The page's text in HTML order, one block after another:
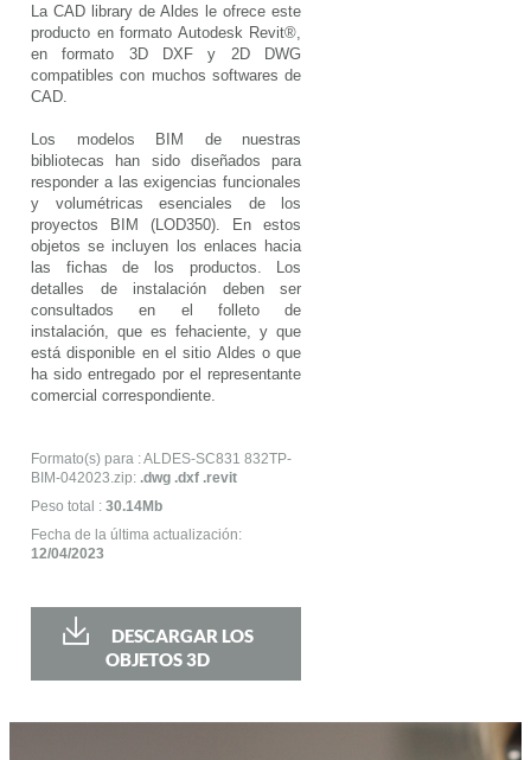
La CAD library de Aldes le ofrece este
producto en formato Autodesk Revit®,
en formato 3D DXF y 2D DWG
compatibles con muchos softwares de
CAD.
Los modelos BIM de nuestras
bibliotecas han sido diseñados para
responder a las exigencias funcionales
y volumétricas esenciales de los
proyectos BIM (LOD350). En estos
objetos se incluyen los enlaces hacia
las fichas de los productos. Los
detalles de instalación deben ser
consultados en el folleto de
instalación, que es fehaciente, y que
está disponible en el sitio Aldes o que
ha sido entregado por el representante
comercial correspondiente.
Formato(s) para : ALDES-SC831 832TP-
BIM-042023.zip: .dwg .dxf .revit
Peso total : 30.14Mb
Fecha de la última actualización:
12/04/2023
DESCARGAR LOS
OBJETOS 3D